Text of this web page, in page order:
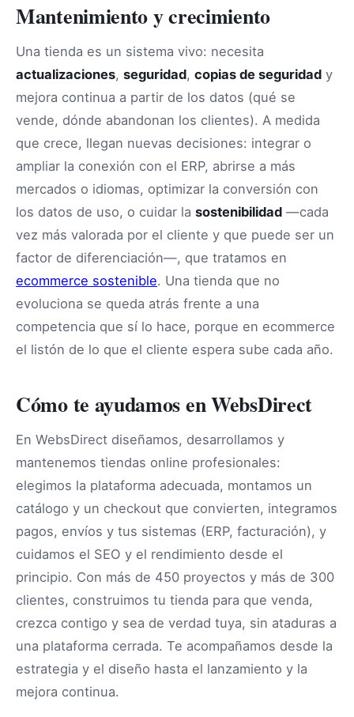
Mantenimiento y crecimiento
Una tienda es un sistema vivo: necesita
actualizaciones, seguridad, copias de seguridad y
mejora continua a partir de los datos (qué se
vende, dónde abandonan los clientes). A medida
que crece, llegan nuevas decisiones: integrar o
ampliar la conexión con el ERP, abrirse a más
mercados o idiomas, optimizar la conversión con
los datos de uso, o cuidar la sostenibilidad —cada
vez más valorada por el cliente y que puede ser un
factor de diferenciación—, que tratamos en
ecommerce sostenible. Una tienda que no
evoluciona se queda atrás frente a una
competencia que sí lo hace, porque en ecommerce
el listón de lo que el cliente espera sube cada año.
Cómo te ayudamos en WebsDirect
En WebsDirect diseñamos, desarrollamos y
mantenemos tiendas online profesionales:
elegimos la plataforma adecuada, montamos un
catálogo y un checkout que convierten, integramos
pagos, envíos y tus sistemas (ERP, facturación), y
cuidamos el SEO y el rendimiento desde el
principio. Con más de 450 proyectos y más de 300
clientes, construimos tu tienda para que venda,
crezca contigo y sea de verdad tuya, sin ataduras a
una plataforma cerrada. Te acompañamos desde la
estrategia y el diseño hasta el lanzamiento y la
mejora continua.